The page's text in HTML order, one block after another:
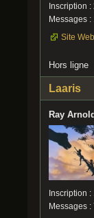
Inscription
Messages :
Site Web
Hors ligne
Laaris
Ray Arnold
Inscription
Messages :